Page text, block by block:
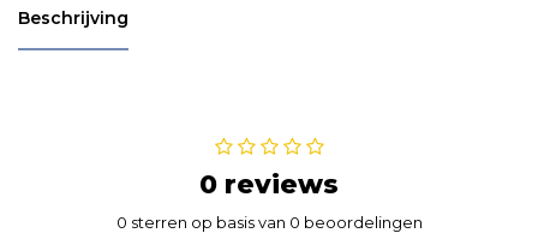
Beschrijving
0 reviews
0 sterren op basis van 0 beoordelingen